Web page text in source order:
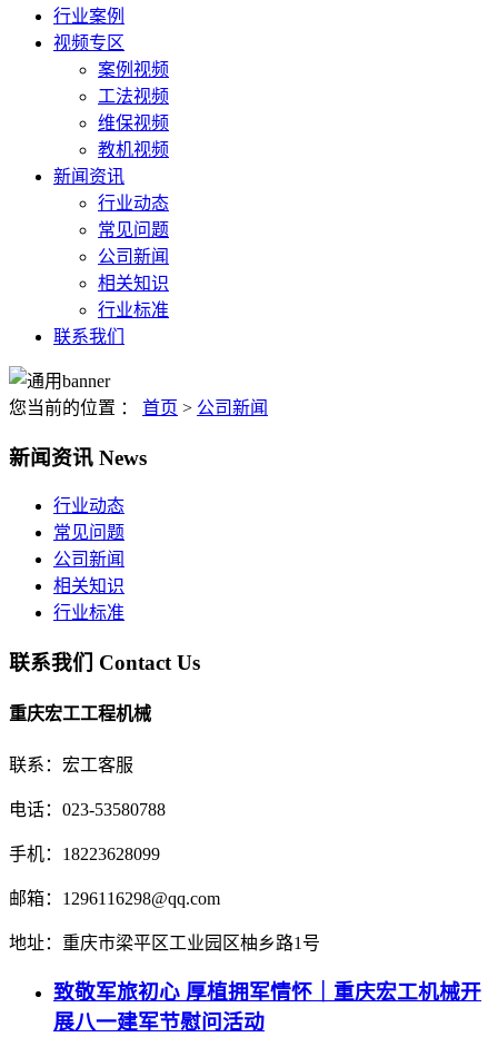
行业案例
视频专区
案例视频
工法视频
维保视频
教机视频
新闻资讯
行业动态
常见问题
公司新闻
相关知识
行业标准
联系我们
您当前的位置 ： 首页 > 公司新闻
新闻资讯 News
行业动态
常见问题
公司新闻
相关知识
行业标准
联系我们 Contact Us
重庆宏工工程机械
联系：宏工客服
电话：023-53580788
手机：18223628099
邮箱：1296116298@qq.com
地址：重庆市梁平区工业园区柚乡路1号
致敬军旅初心 厚植拥军情怀｜重庆宏工机械开
展八一建军节慰问活动